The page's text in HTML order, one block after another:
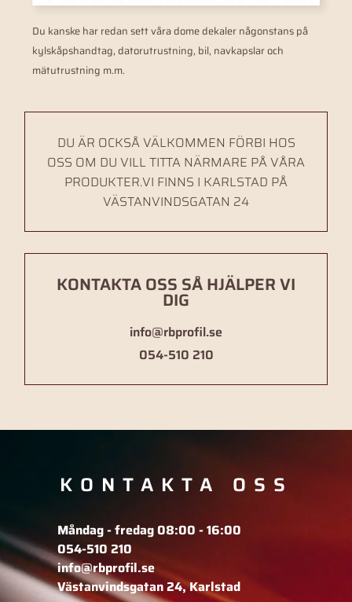
Du kanske har redan sett våra dome dekaler någonstans på
kylskåpshandtag, datorutrustning, bil, navkapslar och
mätutrustning m.m.
DU ÄR OCKSÅ VÄLKOMMEN FÖRBI HOS
OSS OM DU VILL TITTA NÄRMARE PÅ VÅRA
PRODUKTER.VI FINNS I KARLSTAD PÅ
VÄSTANVINDSGATAN 24
KONTAKTA OSS SÅ HJÄLPER VI
DIG
info@rbprofil.se
054-510 210
KONTAKTA OSS
Måndag - fredag 08:00 - 16:00
054-510 210
info@rbprofil.se
Västanvindsgatan 24, Karlstad